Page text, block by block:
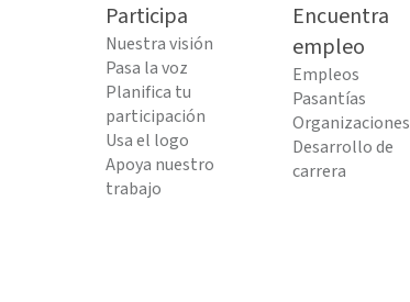
Participa
Nuestra visión
Pasa la voz
Planifica tu
participación
Usa el logo
Apoya nuestro
trabajo
Encuentra
empleo
Empleos
Pasantías
Organizaciones
Desarrollo de
carrera